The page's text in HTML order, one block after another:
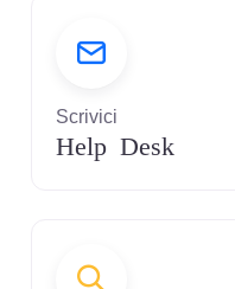
Scrivici
Help Desk